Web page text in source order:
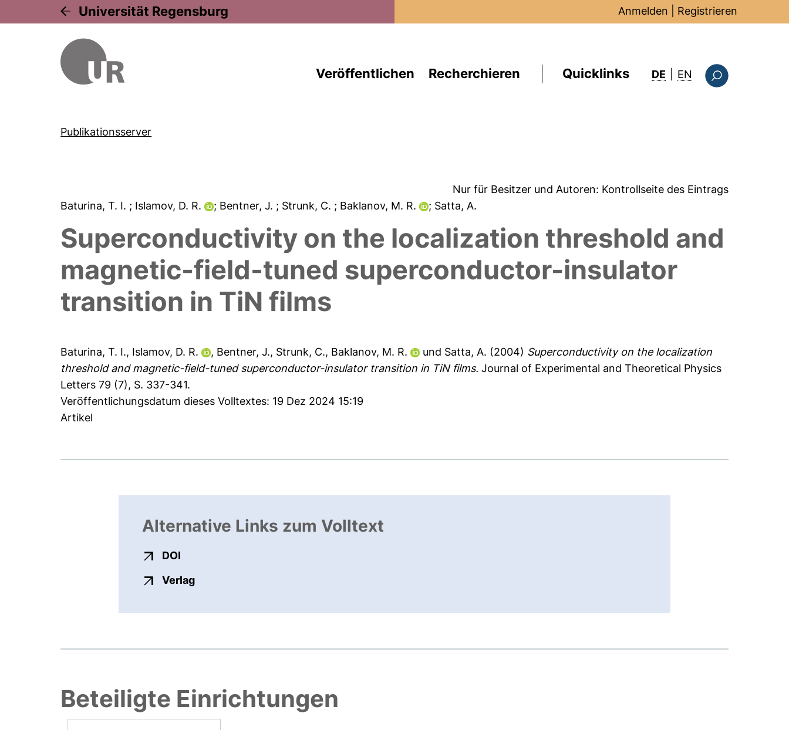
Universität Regensburg Anmelden Registrieren
Veröffentlichen Recherchieren Quicklinks DE EN : this page in
Publikationsserver
Nur für Besitzer und Autoren: Kontrollseite des Eintrags
Baturina, T. I. ; Islamov, D. R. ; Bentner, J. ; Strunk, C. ; Baklanov, M. R. ; Satta, A.
Superconductivity on the localization threshold and
magnetic-field-tuned superconductor-insulator
transition in TiN films
Baturina, T. I., Islamov, D. R. , Bentner, J., Strunk, C., Baklanov, M. R. und Satta, A. (2004) Superconductivity on the localization
threshold and magnetic-field-tuned superconductor-insulator transition in TiN films. Journal of Experimental and Theoretical Physics
Letters 79 (7), S. 337-341.
Veröffentlichungsdatum dieses Volltextes: 19 Dez 2024 15:19
Artikel
Alternative Links zum Volltext
DOI
Verlagexterner Link, öffnet neues Fenster
Beteiligte Einrichtungen